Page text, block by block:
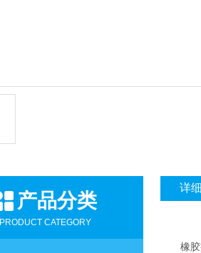
产品分类
PRODUCT CATEGORY
详
橡胶疲